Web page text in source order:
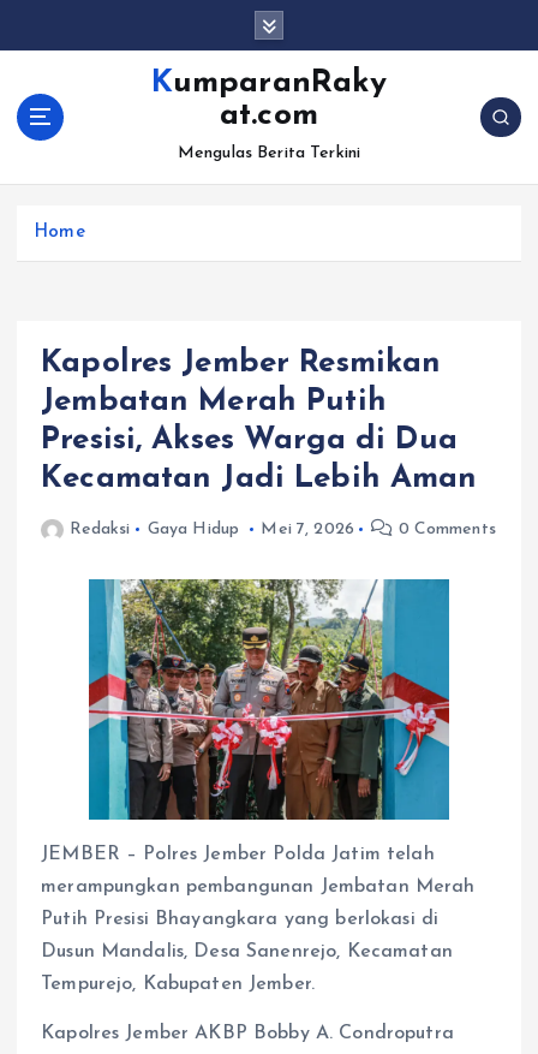
KumparanRaky
at.com
Mengulas Berita Terkini
Home
Kapolres Jember Resmikan
Jembatan Merah Putih
Presisi, Akses Warga di Dua
Kecamatan Jadi Lebih Aman
Redaksi Gaya Hidup Mei 7, 2026 0 Comments
JEMBER – Polres Jember Polda Jatim telah
merampungkan pembangunan Jembatan Merah
Putih Presisi Bhayangkara yang berlokasi di
Dusun Mandalis, Desa Sanenrejo, Kecamatan
Tempurejo, Kabupaten Jember.
Kapolres Jember AKBP Bobby A. Condroputra